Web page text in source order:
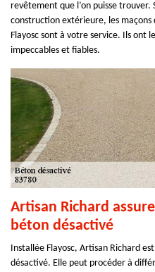
revêtement que l’on puisse trouver.
construction extérieure, les maçons
Flayosc sont à votre service. Ils ont
impeccables et fiables.
Artisan Richard
béton désactivé
Installée Flayosc, Artisan Richard
désactivé. Elle peut procéder à